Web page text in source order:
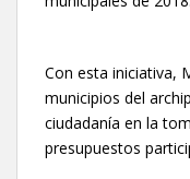
Con esta iniciativa,
municipios del
ciudadanía en la
presupuestos